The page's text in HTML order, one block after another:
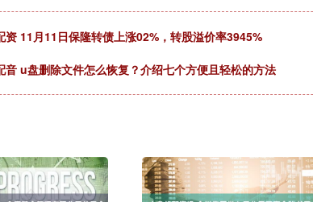
资 11月11日保隆转债上涨02%，转股溢价率3945%
音 u盘删除文件怎么恢复？介绍七个方便且轻松的方法